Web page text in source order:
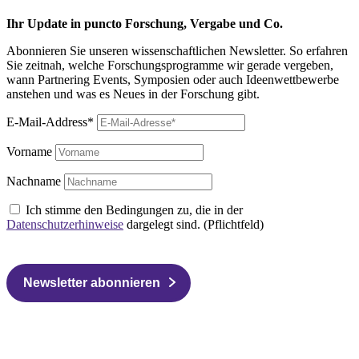
Ihr Update in puncto Forschung, Vergabe und Co.
Abonnieren Sie unseren wissenschaftlichen Newsletter. So erfahren
Sie zeitnah, welche Forschungsprogramme wir gerade vergeben,
wann Partnering Events, Symposien oder auch Ideenwettbewerbe
anstehen und was es Neues in der Forschung gibt.
E-Mail-Address*
Vorname
Nachname
Ich stimme den Bedingungen zu, die in der
Datenschutzerhinweise dargelegt sind. (Pflichtfeld)
Newsletter abonnieren